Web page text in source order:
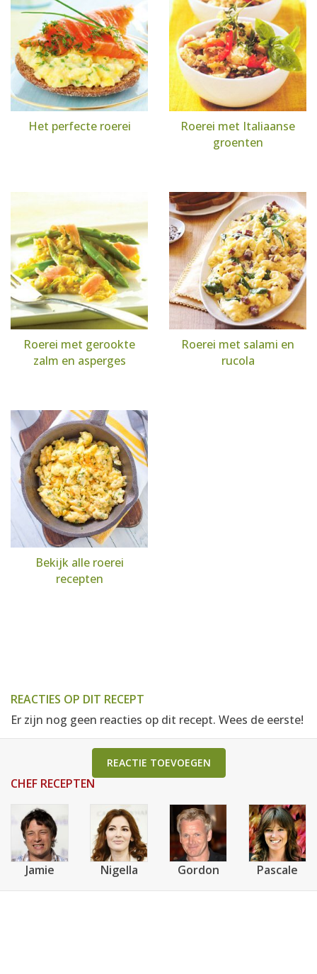
Het perfecte roerei
Roerei met Italiaanse
groenten
Roerei met gerookte
zalm en asperges
Roerei met salami en
rucola
Bekijk alle roerei
recepten
REACTIES OP DIT RECEPT
Er zijn nog geen reacties op dit recept. Wees de eerste!
REACTIE TOEVOEGEN
CHEF RECEPTEN
Jamie Nigella Gordon Pascale